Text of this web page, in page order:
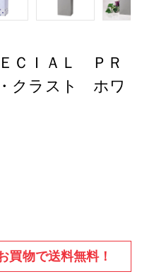
ＣＩＡＬ ＰＲ
・クラスト ホワ
買物で送料無料！